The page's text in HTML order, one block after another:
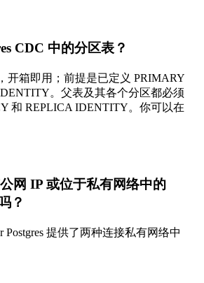
CDC 中的分区表？
开箱即用；前提是已定义 PRIMARY
。父表及其各个分区都必须
和 REPLICA IDENTITY。你可以在
网 IP 或位于私有网络中的
？
Postgres 提供了两种连接私有网络中